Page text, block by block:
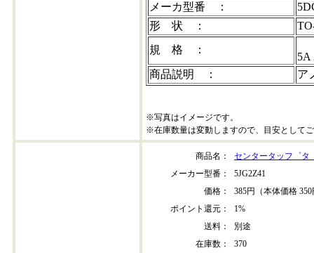
メーカ型番 ：
形 状 ：
規 格 ：
5A
商品説明 ：
ア
※写真はイメージです。
※在庫数量は変動しますので、目安として
商品名：
センタータッフ゜タ
メーカー型番：
5JG2Z41
価格：
385円（本体価格
ポイント還元：
1%
送料：
別途
在庫数：
370